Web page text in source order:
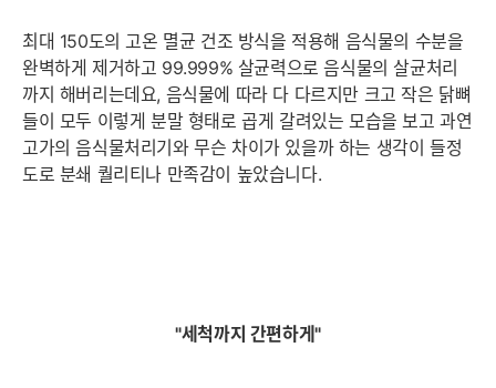
최대 150도의 고온 멸균 건조 방식을 적용해 음식물의 수분을
완벽하게 제거하고 99.999% 살균력으로 음식물의 살균처리
까지 해버리는데요, 음식물에 따라 다 다르지만 크고 작은 닭뼈
들이 모두 이렇게 분말 형태로 곱게 갈려있는 모습을 보고 과연
고가의 음식물처리기와 무슨 차이가 있을까 하는 생각이 들정
도로 분쇄 퀄리티나 만족감이 높았습니다.
"세척까지 간편하게"